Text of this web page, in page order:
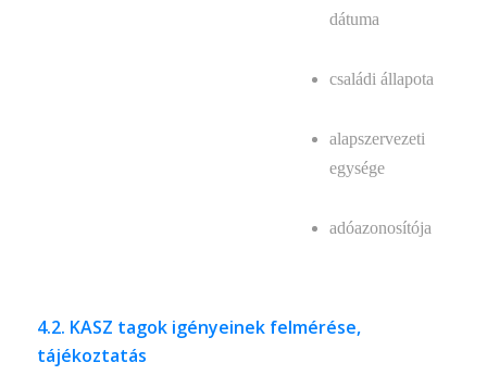
dátuma
családi állapota
alapszervezeti
egysége
adóazonosítója
4.2. KASZ tagok igényeinek felmérése,
tájékoztatás